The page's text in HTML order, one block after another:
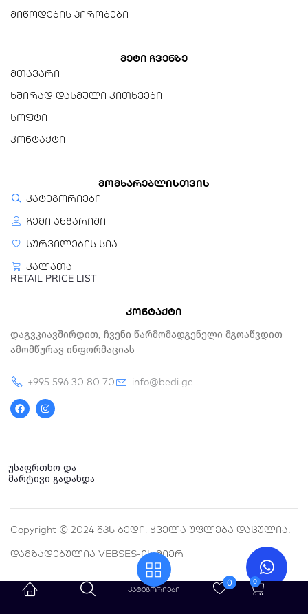
კატეგორიები
0 0
Cart
მიწოდების პირობები
მეტი ჩვენზე
მთავარი
ხშირად დასმული კითხვები
სოფტი
კონტაქტი
მომხარებლისთვის
კატეგორიები
ჩემი ანგარიში
სურვილების სია
კალათა
RETAIL PRICE LIST
კონტაქტი
Დაგვკიავშირდით, Ჩვენი Წარმომადგენელი Მგოაწვდით
Ამომწურავ Ინფორმაციას
+995 596 30 80 70
info@bedi.ge
a
c
e
o
n
s
t
r
m
უსაფრთხო და
მარტივი გადახდა
Copyright © 2024 Შპს Ბედი, Ყველა Უფლება Დაცულია.
Დამზადებულია VEBSES-Ის Მიერ